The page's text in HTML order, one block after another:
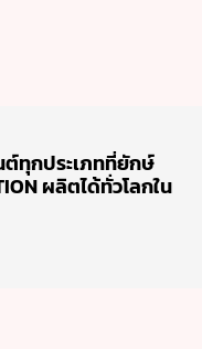
ทุกประเภทที่ยักษ์
ผลิตได้ทั่วโลกใน